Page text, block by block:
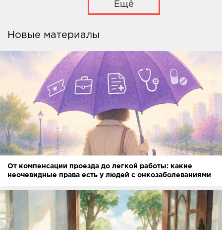
Ещё
Новые материалы
От компенсации проезда до легкой работы: какие
неочевидные права есть у людей с онкозаболеваниями